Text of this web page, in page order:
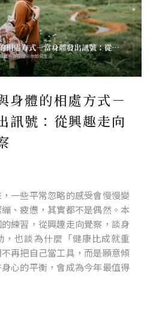
身體的相處方式－
訊號：從興趣走向
一些平常忽略的感受會慢慢變
、疲憊，其實都不是偶然。本
練習，從興趣走向覺察，談身
，也談為什麼「健康比成就重
再把自己當工具，而是願意傾
心的平衡，會成為今年最值得